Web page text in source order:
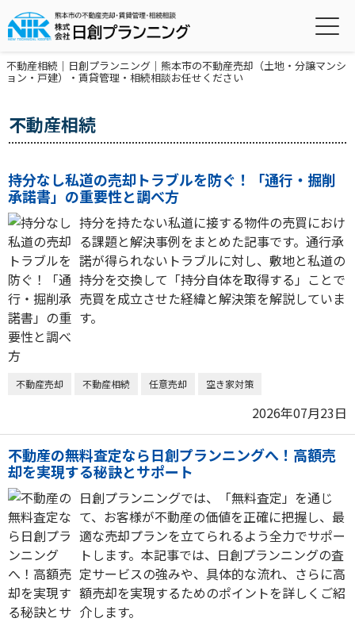
不動産相続｜日創プランニング｜熊本市の不動産売却（土地・分譲マンシ
ョン・戸建）・賃貸管理・相続相談お任せください
不動産相続
持分なし私道の売却トラブルを防ぐ！「通行・掘削
承諾書」の重要性と調べ方
持分を持たない私道に接する物件の売買におけ
る課題と解決事例をまとめた記事です。通行承
諾が得られないトラブルに対し、敷地と私道の
持分を交換して「持分自体を取得する」ことで
売買を成立させた経緯と解決策を解説していま
す。
不動産売却 不動産相続 任意売却 空き家対策
2026年07月23日
不動産の無料査定なら日創プランニングへ！高額売
却を実現する秘訣とサポート
日創プランニングでは、「無料査定」を通じ
て、お客様が不動産の価値を正確に把握し、最
適な売却プランを立てられるよう全力でサポー
トします。本記事では、日創プランニングの査
定サービスの強みや、具体的な流れ、さらに高
額売却を実現するためのポイントを詳しくご紹
介します。